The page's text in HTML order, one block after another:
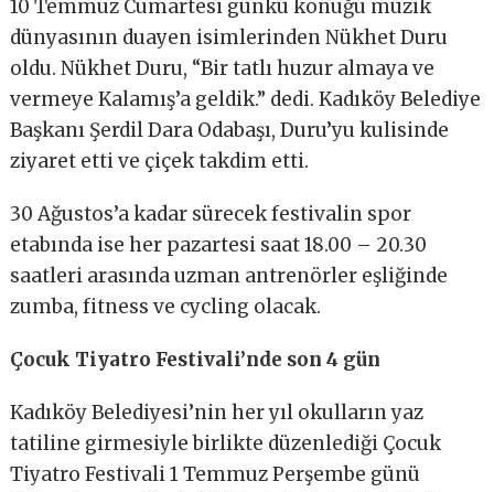
10 Temmuz Cumartesi günkü konuğu müzik
dünyasının duayen isimlerinden Nükhet Duru
oldu. Nükhet Duru, “Bir tatlı huzur almaya ve
vermeye Kalamış’a geldik.” dedi. Kadıköy Belediye
Başkanı Şerdil Dara Odabaşı, Duru’yu kulisinde
ziyaret etti ve çiçek takdim etti.
30 Ağustos’a kadar sürecek festivalin spor
etabında ise her pazartesi saat 18.00 – 20.30
saatleri arasında uzman antrenörler eşliğinde
zumba, fitness ve cycling olacak.
Çocuk Tiyatro Festivali’nde son 4 gün
Kadıköy Belediyesi’nin her yıl okulların yaz
tatiline girmesiyle birlikte düzenlediği Çocuk
Tiyatro Festivali 1 Temmuz Perşembe günü